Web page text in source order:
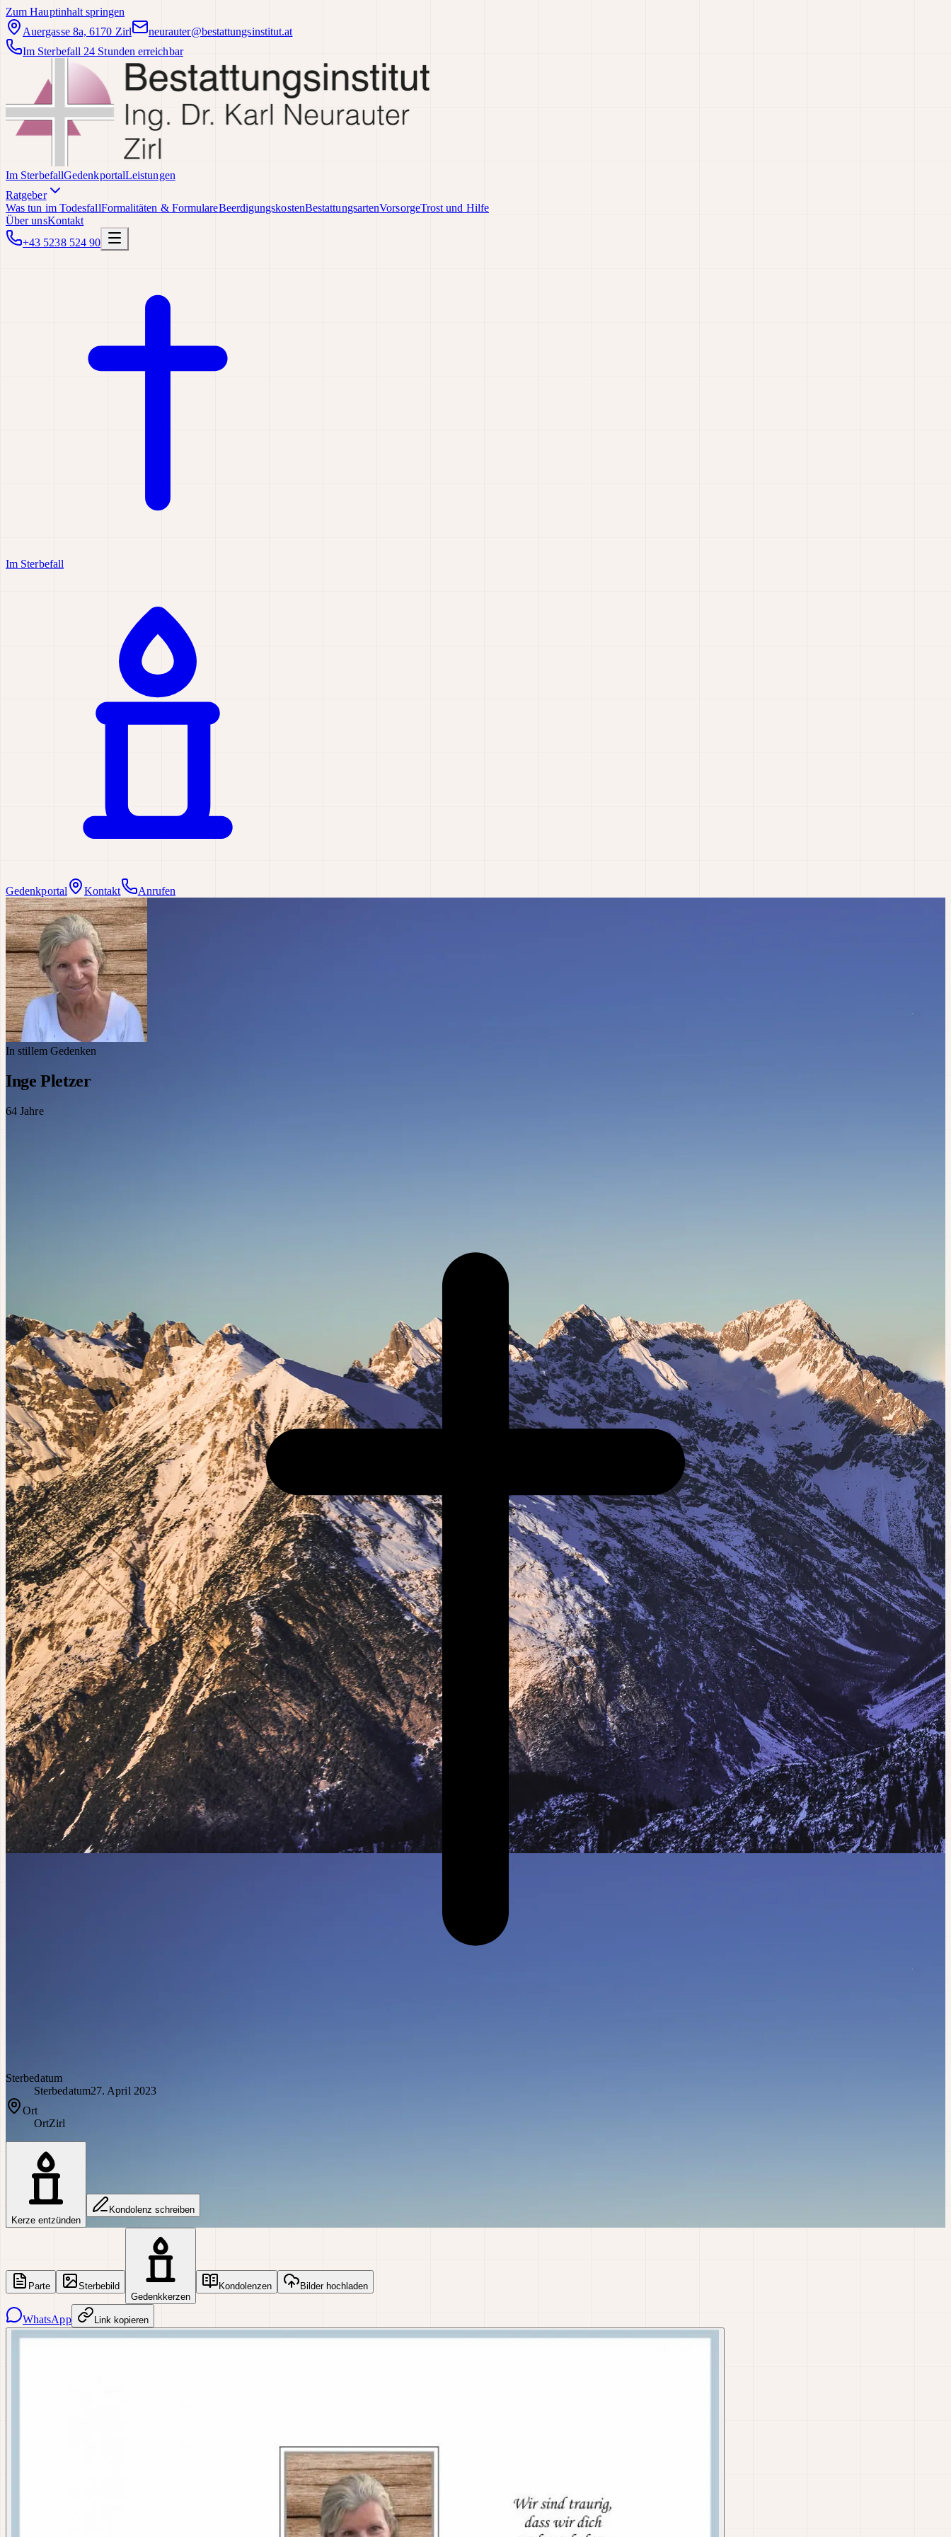
Zum Hauptinhalt springen
Auergasse 8a, 6170 Zirl
neurauter@bestattungsinstitut.at
Im Sterbefall 24 Stunden erreichbar
Im SterbefallGedenkportalLeistungen
Ratgeber
Was tun im TodesfallFormalitäten & FormulareBeerdigungskostenBestattungsartenVorsorgeTrost und Hilfe
Über unsKontakt
+43 5238 524 90
Im Sterbefall
Gedenkportal Kontakt Anrufen
In stillem Gedenken
Inge Pletzer
64 Jahre
Sterbedatum
Sterbedatum27. April 2023
Ort
OrtZirl
Kerze entzünden
Kondolenz schreiben
Parte
Sterbebild
Gedenkkerzen
Kondolenzen Bilder hochladen
WhatsApp Link kopieren